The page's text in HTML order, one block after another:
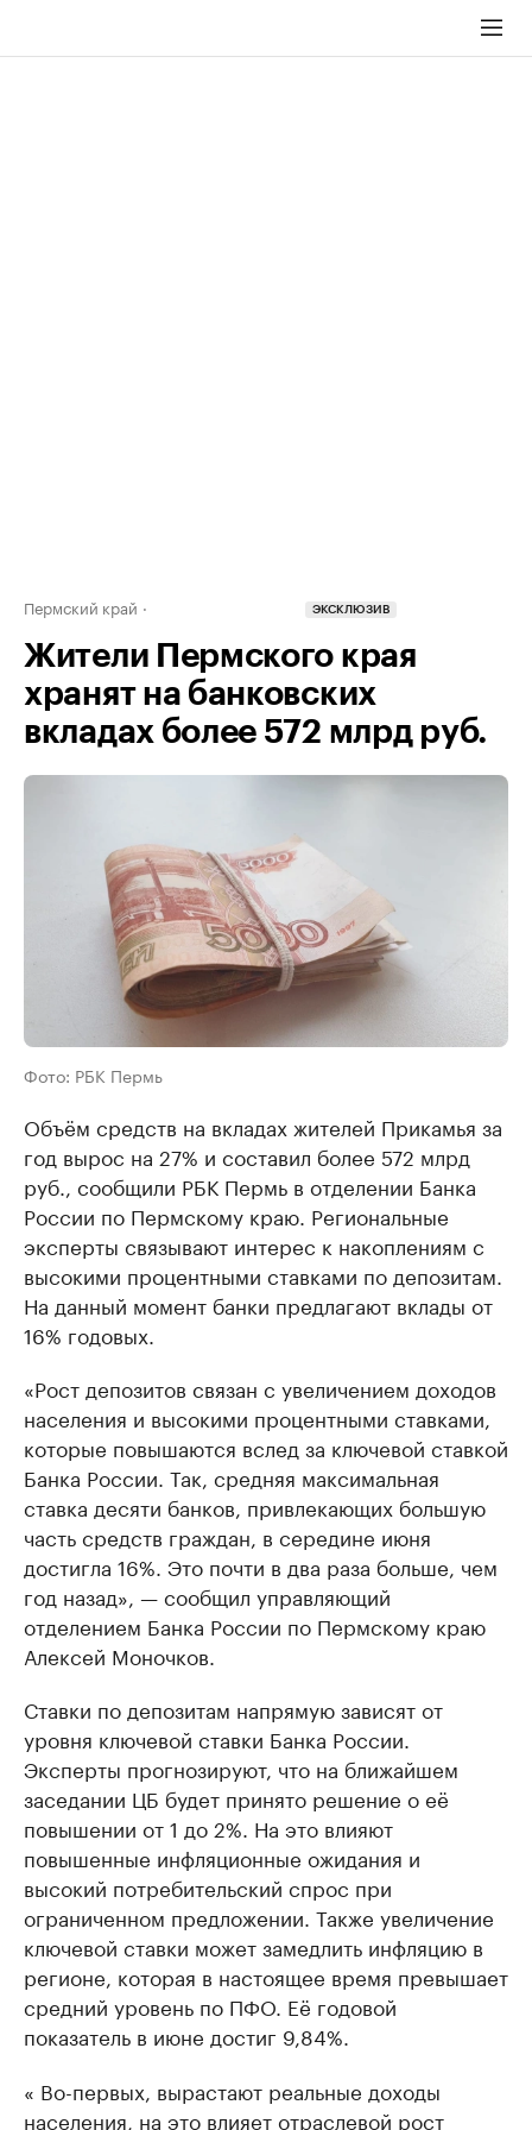
Пермский край ЭКСКЛЮЗИВ
Жители Пермского края
хранят на банковских
вкладах более 572 млрд руб.
Фото: РБК Пермь
Объём средств на вкладах жителей Прикамья за
год вырос на 27% и составил более 572 млрд
руб., сообщили РБК Пермь в отделении Банка
России по Пермскому краю. Региональные
эксперты связывают интерес к накоплениям с
высокими процентными ставками по депозитам.
На данный момент банки предлагают вклады от
16% годовых.
«Рост депозитов связан с увеличением доходов
населения и высокими процентными ставками,
которые повышаются вслед за ключевой ставкой
Банка России. Так, средняя максимальная
ставка десяти банков, привлекающих большую
часть средств граждан, в середине июня
достигла 16%. Это почти в два раза больше, чем
год назад», — сообщил управляющий
отделением Банка России по Пермскому краю
Алексей Моночков.
Ставки по депозитам напрямую зависят от
уровня ключевой ставки Банка России.
Эксперты прогнозируют, что на ближайшем
заседании ЦБ будет принято решение о её
повышении от 1 до 2%. На это влияют
повышенные инфляционные ожидания и
высокий потребительский спрос при
ограниченном предложении. Также увеличение
ключевой ставки может замедлить инфляцию в
регионе, которая в настоящее время превышает
средний уровень по ПФО. Её годовой
показатель в июне достиг 9,84%.
« Во-первых, вырастают реальные доходы
населения, на это влияет отраслевой рост